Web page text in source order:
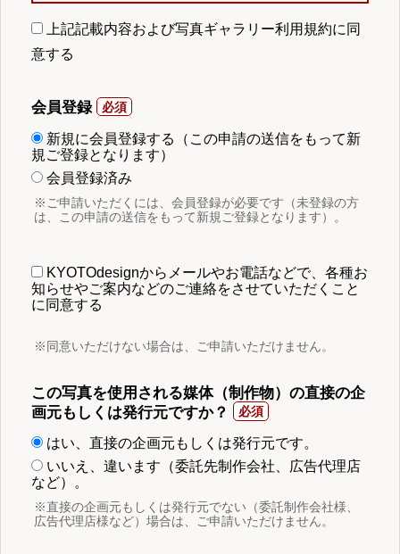
上記記載内容および写真ギャラリー利用規約に同
意する
会員登録
新規に会員登録する（この申請の送信をもって新
規ご登録となります）
会員登録済み
※ご申請いただくには、会員登録が必要です（未登録の方
は、この申請の送信をもって新規ご登録となります）。
KYOTOdesignからメールやお電話などで、各種お
知らせやご案内などのご連絡をさせていただくこと
に同意する
※同意いただけない場合は、ご申請いただけません。
この写真を使用される媒体（制作物）の直接の企
画元もしくは発行元ですか？
はい、直接の企画元もしくは発行元です。
いいえ、違います（委託先制作会社、広告代理店
など）。
※直接の企画元もしくは発行元でない（委託制作会社様、
広告代理店様など）場合は、ご申請いただけません。